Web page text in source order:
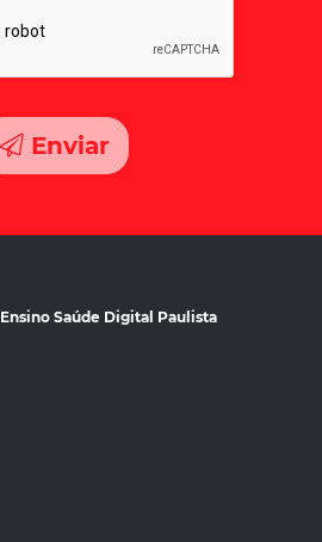
Enviar
Ensino Saúde Digital Paulista